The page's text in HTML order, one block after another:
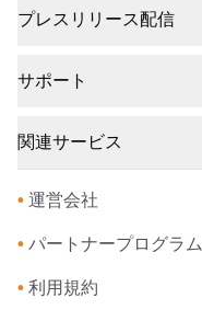
プレスリリース配信
サポート
関連サービス
• 運営会社
• パートナープログラム
• 利用規約